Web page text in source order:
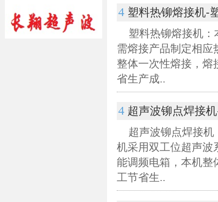
4 塑料热铆熔接机-
塑料热铆熔接机
需熔接产品制定相应
整体一次性熔接，熔
省生产成..
4 超声波铆点焊接
超声波铆点焊接
机采用双工位超声波
能调频电箱，本机整
工节省生..